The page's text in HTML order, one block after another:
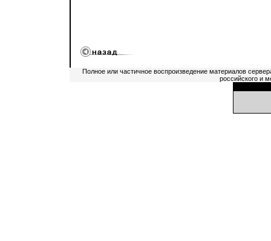
Полное или частичное воспроизведение материалов
российского и